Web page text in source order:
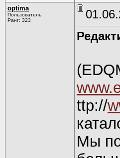
optima
Пользователь
Ранг: 323
ttp://
Мы